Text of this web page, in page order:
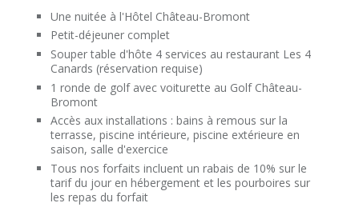
Une nuitée à l'Hôtel Château-Bromont
Petit-déjeuner complet
Souper table d'hôte 4 services au restaurant Les 4
Canards (réservation requise)
1 ronde de golf avec voiturette au Golf Château-
Bromont
Accès aux installations : bains à remous sur la
terrasse, piscine intérieure, piscine extérieure en
saison, salle d'exercice
Tous nos forfaits incluent un rabais de 10% sur le
tarif du jour en hébergement et les pourboires sur
les repas du forfait